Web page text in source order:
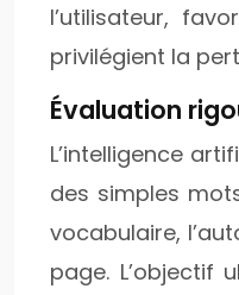
l’utilisateur,
privilégient la
Évaluation
L’intelligence
des simples
vocabulaire,
page.